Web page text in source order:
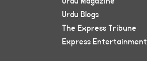
Urdu Blogs
The Express Tribune
Express Entertainment